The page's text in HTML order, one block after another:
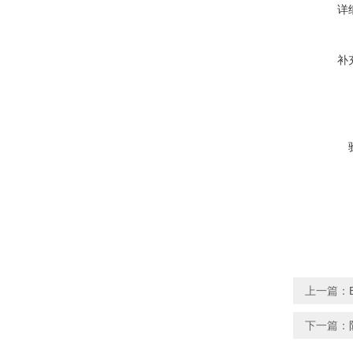
详
补
上一篇：
下一篇：